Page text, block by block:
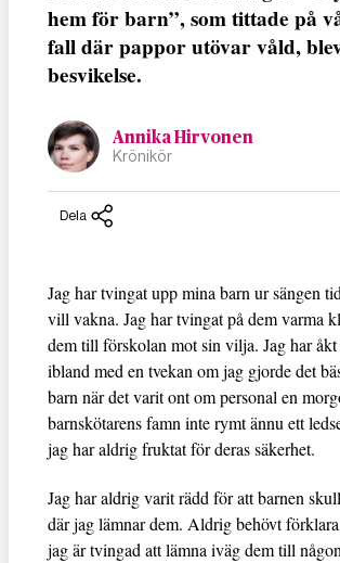
hem för barn”, som tittade på
fall där pappor utövar våld,
besvikelse.
Annika Hirvonen
Krönikör
Dela
Jag har tvingat upp mina barn ur sängen
vill vakna. Jag har tvingat på dem varma
dem till förskolan mot sin vilja. Jag har
ibland med en tvekan om jag gjorde det
barn när det varit ont om personal en
barnskötarens famn inte rymt ännu ett
jag har aldrig fruktat för deras säkerhet.
Jag har aldrig varit rädd för att barnen
där jag lämnar dem. Aldrig behövt
jag är tvingad att lämna iväg dem till